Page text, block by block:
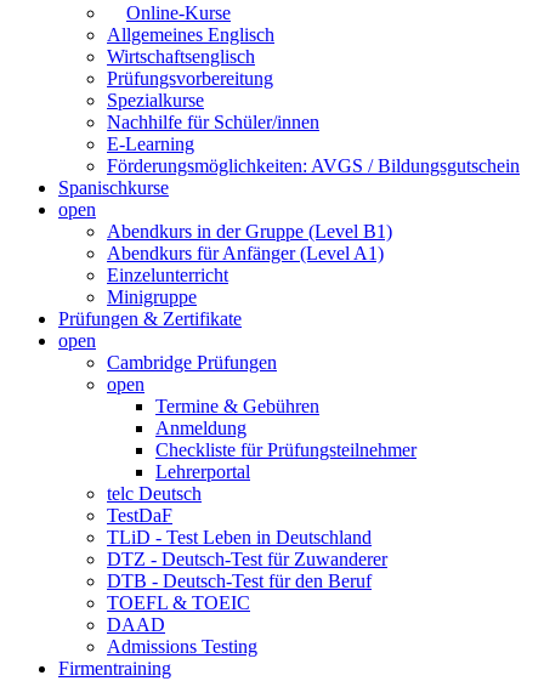
Online-Kurse
Allgemeines Englisch
Wirtschaftsenglisch
Prüfungsvorbereitung
Spezialkurse
Nachhilfe für Schüler/innen
E-Learning
Förderungsmöglichkeiten: AVGS / Bildungsgutschein
Spanischkurse
open
Abendkurs in der Gruppe (Level B1)
Abendkurs für Anfänger (Level A1)
Einzelunterricht
Minigruppe
Prüfungen & Zertifikate
open
Cambridge Prüfungen
open
Termine & Gebühren
Anmeldung
Checkliste für Prüfungsteilnehmer
Lehrerportal
telc Deutsch
TestDaF
TLiD - Test Leben in Deutschland
DTZ - Deutsch-Test für Zuwanderer
DTB - Deutsch-Test für den Beruf
TOEFL & TOEIC
DAAD
Admissions Testing
Firmentraining